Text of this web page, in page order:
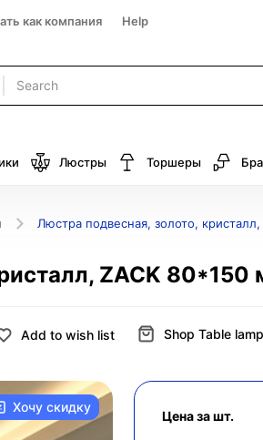
как компания Help
Люстры Торшеры Бра
Люстра подвесная, золото,
ZACK 80*150
Add to wish list Shop Table
Хочу скидку
Цена за шт.